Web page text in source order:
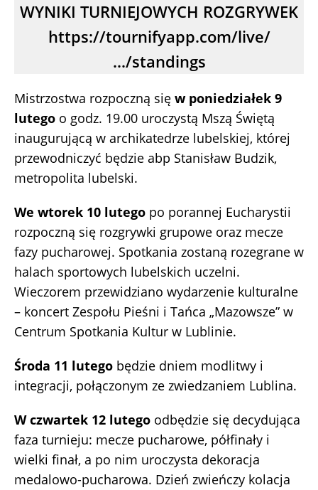
WYNIKI TURNIEJOWYCH ROZGRYWEK
https://tournifyapp.com/live/
…/standings
Mistrzostwa rozpoczną się w poniedziałek 9
lutego o godz. 19.00 uroczystą Mszą Świętą
inaugurującą w archikatedrze lubelskiej, której
przewodniczyć będzie abp Stanisław Budzik,
metropolita lubelski.
We wtorek 10 lutego po porannej Eucharystii
rozpoczną się rozgrywki grupowe oraz mecze
fazy pucharowej. Spotkania zostaną rozegrane w
halach sportowych lubelskich uczelni.
Wieczorem przewidziano wydarzenie kulturalne
– koncert Zespołu Pieśni i Tańca „Mazowsze” w
Centrum Spotkania Kultur w Lublinie.
Środa 11 lutego będzie dniem modlitwy i
integracji, połączonym ze zwiedzaniem Lublina.
W czwartek 12 lutego odbędzie się decydująca
faza turnieju: mecze pucharowe, półfinały i
wielki finał, a po nim uroczysta dekoracja
medalowo-pucharowa. Dzień zwieńczy kolacja